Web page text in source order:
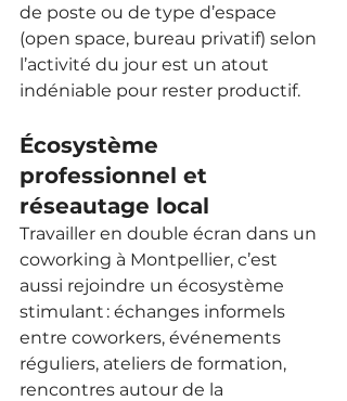
de poste ou de type d’espace
(open space, bureau privatif) selon
l’activité du jour est un atout
indéniable pour rester productif.
Écosystème
professionnel et
réseautage local
Travailler en double écran dans un
coworking à Montpellier, c’est
aussi rejoindre un écosystème
stimulant : échanges informels
entre coworkers, événements
réguliers, ateliers de formation,
rencontres autour de la